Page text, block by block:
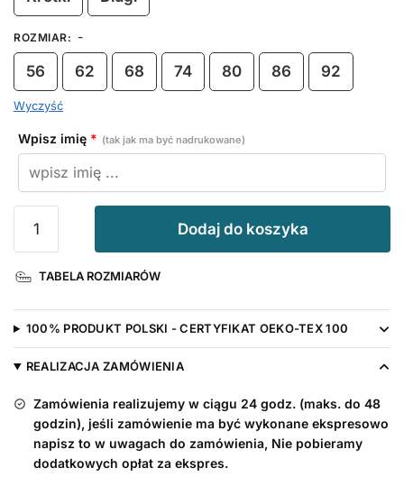
ROZMIAR: -
56 62 68 74 80 86 92
Wyczyść
Wpisz imię * (tak jak ma być nadrukowane)
Body
na
roczek
z
Koroną
Nadruk
Dodaj do koszyka
TABELA ROZMIARÓW
100% PRODUKT POLSKI - CERTYFIKAT OEKO-TEX 100
REALIZACJA ZAMÓWIENIA
Zamówienia realizujemy w ciągu 24 godz. (maks. do 48
godzin), jeśli zamówienie ma być wykonane ekspresowo
napisz to w uwagach do zamówienia, Nie pobieramy
dodatkowych opłat za ekspres.